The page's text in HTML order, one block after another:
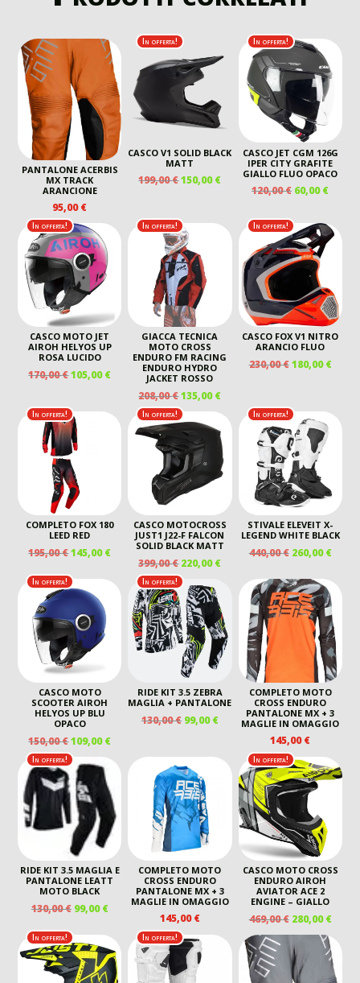
PANTALONE ACERBIS
MX TRACK
ARANCIONE
95,00€
In offerta!
CASCO V1 SOLID BLACK
MATT
199,00€IL
ERA:
199,00 €.
150,00€IL
PREZZO
150,00 €.
In offerta!
CASCO JET CGM 126G
IPER CITY GRAFITE
GIALLO FLUO OPACO
120,00€ IL
ERA:
120,00 €.
60,00€IL
È:
60,00
In offerta!
CASCO MOTO JET
AIROH HELYOS UP
ROSA LUCIDO
170,00€IL
ERA:
170,00 €.
105,00€IL
PREZZO
ATTUALE
È:
105,00 €.
In offerta!
GIACCA TECNICA
MOTO CROSS
ENDURO FM RACING
ENDURO HYDRO
JACKET ROSSO
208,00€IL
PREZZO
ORIGINALE
ERA:
208,00 €.
135,00€IL
PREZZO
ATTUALE
È:
135,00 €.
In offerta!
CASCO FOX V1 NITRO
ARANCIO FLUO
230,00€ IL
ERA:
230,00 €.
180,00€IL
In offerta!
COMPLETO FOX 180
LEED RED
195,00€IL
ORIGINALE
ERA:
195,00 €.
145,00€IL
PREZZO
ATTUALE
È:
145,00 €.
In offerta!
CASCO MOTOCROSS
JUST1 J22-F FALCON
SOLID BLACK MATT
399,00€ IL
PREZZO
ORIGINALE
ERA:
399,00 €.
220,00€IL
PREZZO
ATTUALE
È:
220,00 €.
In offerta!
STIVALE ELEVEIT X-
LEGEND WHITE BLACK
440,00€ IL
ORIGINALE
ERA:
440,00 €.
260,00€IL
È:
In offerta!
CASCO MOTO
SCOOTER AIROH
HELYOS UP BLU
OPACO
150,00€IL
PREZZO
ORIGINALE
ERA:
150,00 €.
109,00€IL
PREZZO
ATTUALE
109,00 €.
In offerta!
RIDE KIT 3.5 ZEBRA
MAGLIA + PANTALONE
130,00€ IL
130,00 €.
99,00€IL
È:
99,00 €.
COMPLETO MOTO
CROSS ENDURO
PANTALONE MX + 3
MAGLIE IN OMAGGIO
145,00€
In offerta!
RIDE KIT 3.5 MAGLIA E
PANTALONE LEATT
MOTO BLACK
130,00€ IL
ORIGINALE
ERA:
130,00 €.
99,00€IL
ATTUALE
È:
99,00 €.
COMPLETO MOTO
CROSS ENDURO
PANTALONE MX + 3
MAGLIE IN OMAGGIO
145,00€
In offerta!
CASCO MOTO CROSS
ENDURO AIROH
AVIATOR ACE 2
ENGINE – GIALLO
469,00€ IL
PREZZO
ORIGINALE
ERA:
469,00 €.
280,00€IL
È:
In offerta! In offerta!